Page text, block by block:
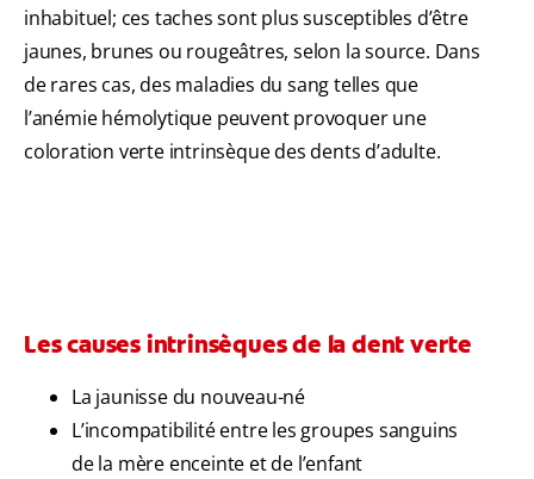
inhabituel; ces taches sont plus susceptibles d’être
jaunes, brunes ou rougeâtres, selon la source. Dans
de rares cas, des maladies du sang telles que
l’anémie hémolytique peuvent provoquer une
coloration verte intrinsèque des dents d’adulte.
Les causes intrinsèques de la dent verte
La jaunisse du nouveau-né
L’incompatibilité entre les groupes sanguins
de la mère enceinte et de l’enfant